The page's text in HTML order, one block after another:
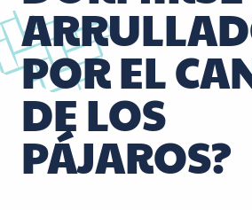
POR EL
DE LOS
PÁJAROS?